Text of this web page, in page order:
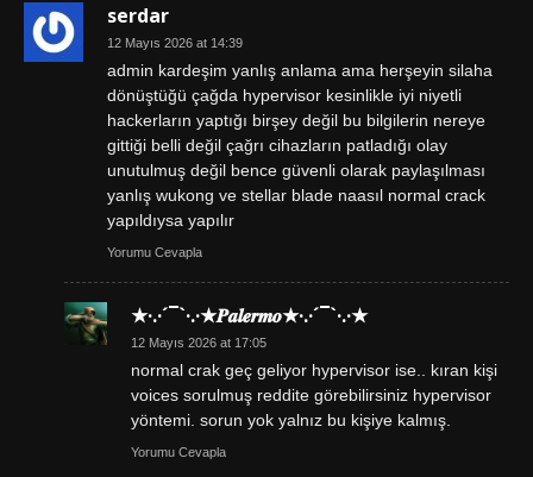
serdar
12 Mayıs 2026 at 14:39
admin kardeşim yanlış anlama ama herşeyin silaha
dönüştüğü çağda hypervisor kesinlikle iyi niyetli
hackerların yaptığı birşey değil bu bilgilerin nereye
gittiği belli değil çağrı cihazların patladığı olay
unutulmuş değil bence güvenli olarak paylaşılması
yanlış wukong ve stellar blade naasıl normal crack
yapıldıysa yapılır
Yorumu Cevapla
★·.·´¯`·.·★𝑷𝒂𝒍𝒆𝒓𝒎𝒐★·.·´¯`·.·★
12 Mayıs 2026 at 17:05
normal crak geç geliyor hypervisor ise.. kıran kişi
voices sorulmuş reddite görebilirsiniz hypervisor
yöntemi. sorun yok yalnız bu kişiye kalmış.
Yorumu Cevapla